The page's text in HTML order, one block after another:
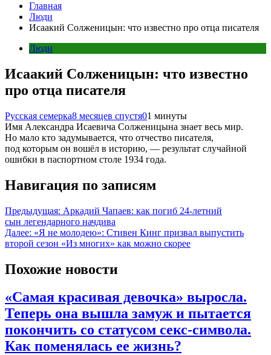
Главная
Люди
Исаакий Солженицын: что известно про отца писателя
Люди
Исаакий Солженицын: что известно
про отца писателя
Русская семерка8 месяцев спустя01 минуты
Имя Александра Исаевича Солженицына знает весь мир.
Но мало кто задумывается, что отчество писателя,
под которым он вошёл в историю, — результат случайной
ошибки в паспортном столе 1934 года.
Навигация по записям
Предыдущая: Аркадий Чапаев: как погиб 24-летний
сын легендарного начдива
Далее: «Я не молодею»: Стивен Кинг призвал выпустить
второй сезон «Из многих» как можно скорее
Похожие новости
«Самая красивая девочка» выросла.
Теперь она вышла замуж и пытается
покончить со статусом секс-символа.
Как поменялась ее жизнь?